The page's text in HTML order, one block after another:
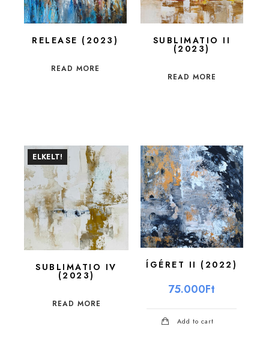
RELEASE (2023)
READ MORE
SUBLIMATIO II
(2023)
READ MORE
ELKELT!
SUBLIMATIO IV
(2023)
READ MORE
ÍGÉRET II (2022)
75.000Ft
Add to cart